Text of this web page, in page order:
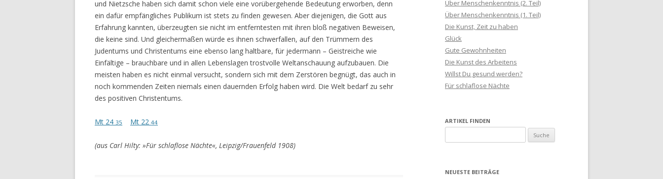
und Nietzsche haben sich damit schon viele eine vorübergehende Bedeutung erworben, denn
ein dafür empfängliches Publikum ist stets zu finden gewesen. Aber diejenigen, die Gott aus
Erfahrung kannten, überzeugten sie nicht im entferntesten mit ihren bloß negativen Beweisen,
die keine sind. Und gleichermaßen würde es ihnen schwerfallen, auf den Trümmern des
Judentums und Christentums eine ebenso lang haltbare, für jedermann – Geistreiche wie
Einfältige – brauchbare und in allen Lebenslagen trostvolle Weltanschauung aufzubauen. Die
meisten haben es nicht einmal versucht, sondern sich mit dem Zerstören begnügt, das auch in
noch kommenden Zeiten niemals einen dauernden Erfolg haben wird. Die Welt bedarf zu sehr
des positiven Christentums.
Mt 24 35 Mt 22 44
(aus Carl Hilty: »Für schlaflose Nächte«, Leipzig/Frauenfeld 1908)
Über Menschenkenntnis (2. Teil)
Über Menschenkenntnis (1. Teil)
Die Kunst, Zeit zu haben
Glück
Gute Gewohnheiten
Die Kunst des Arbeitens
Willst Du gesund werden?
Für schlaflose Nächte
ARTIKEL FINDEN
u
h
NEUESTE BEITRÄGE